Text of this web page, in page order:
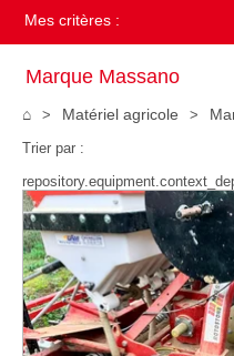
Mes critères :
⌂ Matériel agricole
Marque Massano
Trier par :